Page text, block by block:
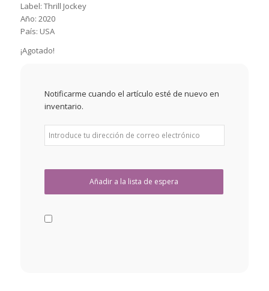
Label: Thrill Jockey
Año: 2020
País: USA
¡Agotado!
Notificarme cuando el artículo esté de nuevo en
inventario.